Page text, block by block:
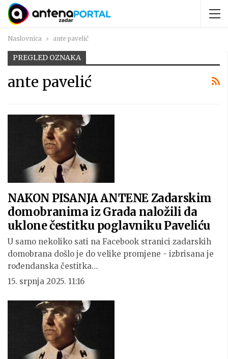
Naslovnica ante pavelić
PREGLED OZNAKA
ante pavelić
NAKON PISANJA ANTENE Zadarskim
domobranima iz Grada naložili da
uklone čestitku poglavniku Paveliću
U samo nekoliko sati na Facebook stranici zadarskih
domobrana došlo je do velike promjene - izbrisana je
rođendanska čestitka…
15. srpnja 2025. 11:16